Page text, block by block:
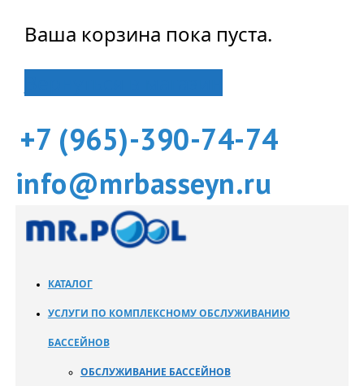
Ваша корзина пока пуста.
+7 (965)-390-74-74
info@mrbasseyn.ru
КАТАЛОГ
УСЛУГИ ПО КОМПЛЕКСНОМУ ОБСЛУЖИВАНИЮ
БАССЕЙНОВ
ОБСЛУЖИВАНИЕ БАССЕЙНОВ